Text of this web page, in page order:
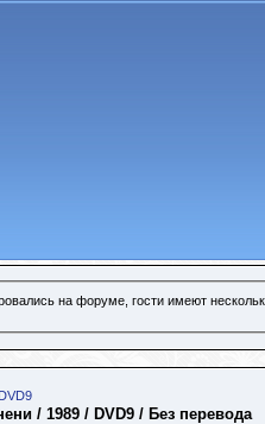
на форуме, гости имеют
DVD9
/ 1989 / DVD9 / Без перевода